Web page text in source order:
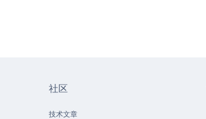
社区
技术文章